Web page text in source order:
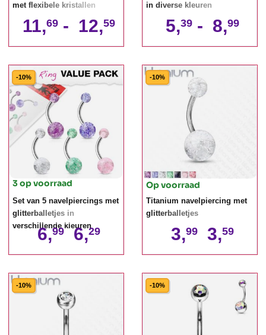
met flexibele kristallen
11,69 - 12,59
in diverse kleuren
5,39 - 8,99
-10%
3 op voorraad
Set van 5 navelpiercings met
glitterballetjes in
verschillende kleuren
6,99 6,29
-10%
Op voorraad
Titanium navelpiercing met
glitterballetjes
3,99 3,59
-10% -10%